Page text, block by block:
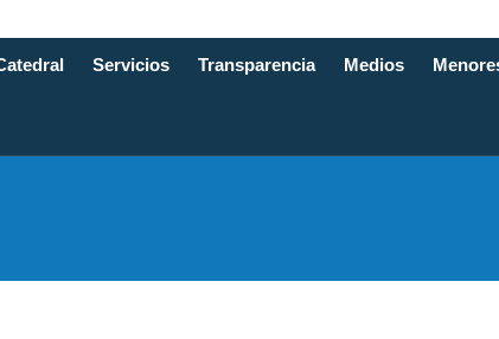
Servicios Transparencia Medios